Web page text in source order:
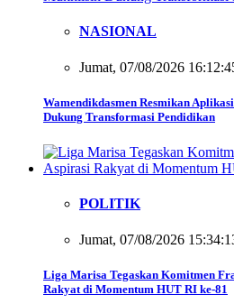
NASIONAL
Jumat, 07/08/2026
Wamendikdasmen Resmikan
Dukung Transformasi Pendidikan
POLITIK
Jumat, 07/08/2026
Liga Marisa Tegaskan Komitmen
Rakyat di Momentum HUT RI ke-81